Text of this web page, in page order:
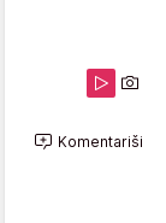
Komentariši